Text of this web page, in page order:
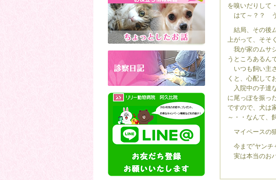
を嗅いだりして
はて～？？ う
結局、その後
上がって、そそ
我が家のムサ
うところあるん
いつも飼い主
くと、心配して
入院中の子達
に尾っぽを振っ
ですので、犬は
～・・なんて、
マイペースの
今まで“ヤンチ
実は本当のお